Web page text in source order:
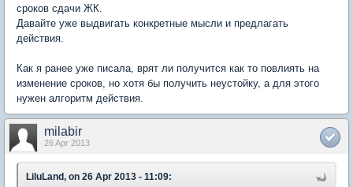
сроков сдачи ЖК.
Давайте уже выдвигать конкретные мысли и предлагать
действия.
Как я ранее уже писала, врят ли получится как то повлиять на
изменение сроков, но хотя бы получить неустойку, а для этого
нужен алгоритм действия.
milabir
26 Apr 2013
LiluLand, on 26 Apr 2013 - 11:09: